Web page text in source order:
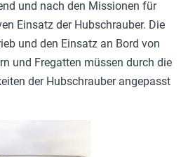
und nach den Missionen für
Einsatz der Hubschrauber. Die
und den Einsatz an Bord von
und Fregatten müssen durch die
der Hubschrauber angepasst